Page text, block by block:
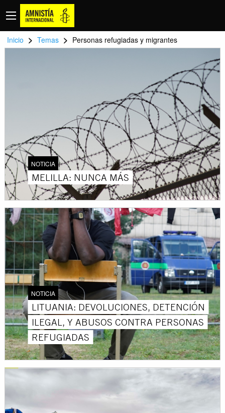
Inicio > Temas > Personas refugiadas y migrantes
NOTICIA
MELILLA: NUNCA MÁS
NOTICIA
LITUANIA: DEVOLUCIONES, DETENCIÓN
ILEGAL, Y ABUSOS CONTRA PERSONAS
REFUGIADAS